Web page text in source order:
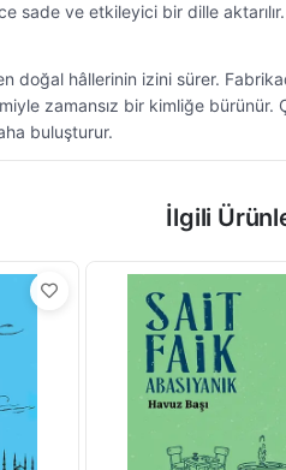
ve etkileyici bir dille
doğal hâllerinin izini sürer.
zamansız bir kimliğe bürünür.
buluşturur.
İlgili